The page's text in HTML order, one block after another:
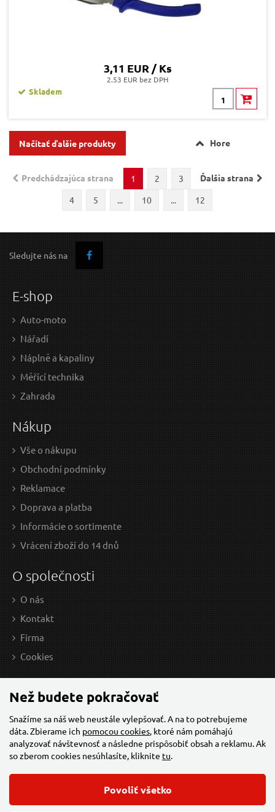
3,11 EUR / Ks
2.53 EUR bez DPH
Skladem
Načítať ďalšie produkty Hore
Predchádzajúca strana Ďalšia strana
1 2
3
4
5 ... 10 ... 12
Sledujte nás na
E-shop
Auto-moto
Nářadí
Náplně a kapaliny
Měřící technika
Zahrada
Nákup
Vše o nákupu
Obchodní podmínky
Reklamace
Doprava a platba
Informácie o sortimente
Vrácení zboží do 14 dnů
O společnosti
O nás
Kontakt
Firma
Cookies
Než budete pokračovať
Snažíme sa náš web neustále vylepšovať. A na to potrebujeme
dáta. Zbierame ich pomocou cookies, ktoré nám pomáhajú
analyzovať návštevnosť a následne prispôsobiť obsah a reklamu. Ak
so zberom cookies nesúhlasíte, kliknite tu.
Povoliť všetko